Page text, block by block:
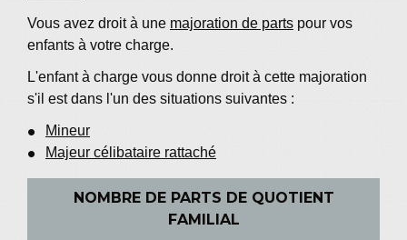
Vous avez droit à une majoration de parts pour vos
enfants à votre charge.
L'enfant à charge vous donne droit à cette majoration
s'il est dans l'un des situations suivantes :
Mineur
Majeur célibataire rattaché
NOMBRE DE PARTS DE QUOTIENT
FAMILIAL